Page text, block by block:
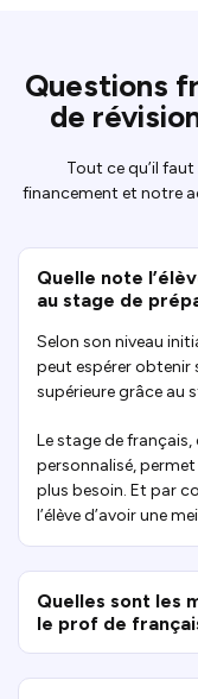
Questions
de
Tout ce qu’il
financement et notre
Quelle note
au stage de
Selon son niveau
peut espérer obtenir
supérieure grâce au
Le stage de
personnalisé, permet
plus besoin. Et par
l’élève d’avoir une
Quelles sont les
le prof de